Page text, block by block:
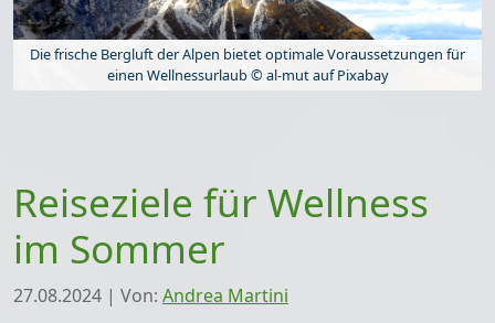
Die frische Bergluft der Alpen bietet optimale Voraussetzungen für
einen Wellnessurlaub © al-mut auf Pixabay
Reiseziele für Wellness
im Sommer
27.08.2024 | Von: Andrea Martini